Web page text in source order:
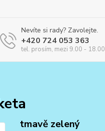
Nevíte si rady? Zavolejte.
+420 724 053 363
tel. prosím, mezi 9.00 - 18.00
tmavě zelený